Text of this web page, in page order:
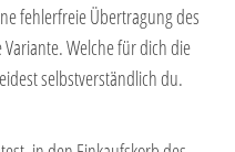
fehlerfreie Übertragung des
Welche für dich die
selbstverständlich du.